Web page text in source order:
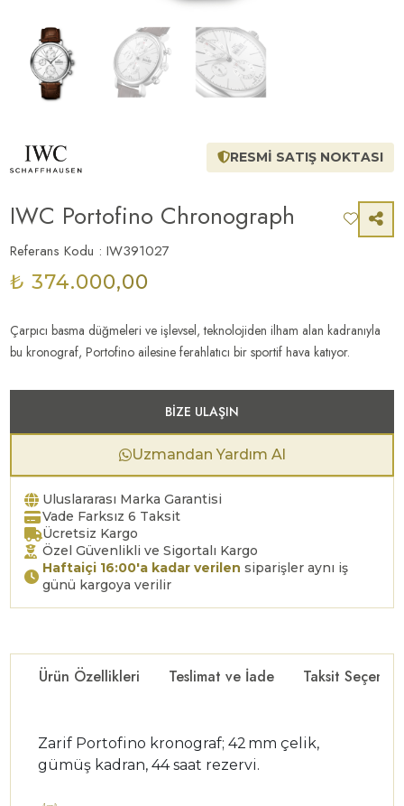
RESMİ SATIŞ NOKTASI
IWC Portofino Chronograph
Referans Kodu : IW391027
₺ 374.000,00
Çarpıcı basma düğmeleri ve işlevsel, teknolojiden ilham alan kadranıyla
bu kronograf, Portofino ailesine ferahlatıcı bir sportif hava katıyor.
BIZE ULAŞIN
Uzmandan Yardım Al
Uluslararası Marka Garantisi
Vade Farksız 6 Taksit
Ücretsiz Kargo
Özel Güvenlikli ve Sigortalı Kargo
Haftaiçi 16:00'a kadar verilen siparişler aynı iş
günü kargoya verilir
Ürün Özellikleri Teslimat ve İade Taksit
Zarif Portofino kronograf; 42 mm çelik,
gümüş kadran, 44 saat rezervi.